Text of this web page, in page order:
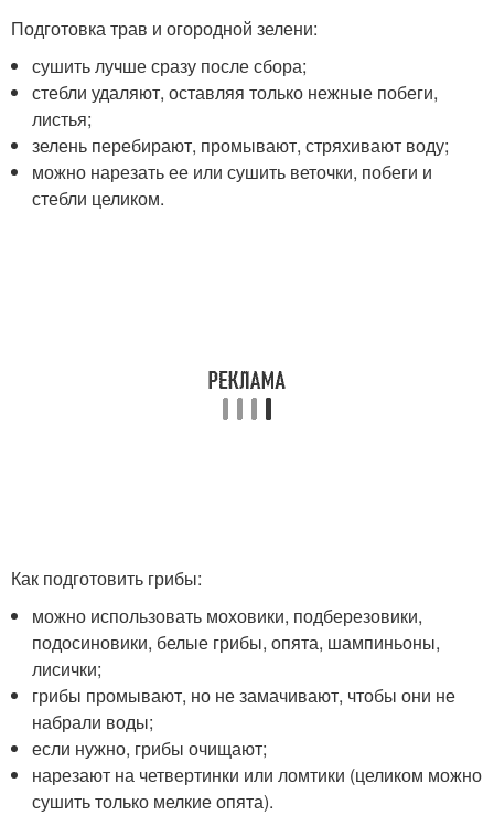
Подготовка трав и огородной зелени:
сушить лучше сразу после сбора;
стебли удаляют, оставляя только нежные побеги,
листья;
зелень перебирают, промывают, стряхивают воду;
можно нарезать ее или сушить веточки, побеги и
стебли целиком.
Как подготовить грибы:
можно использовать моховики, подберезовики,
подосиновики, белые грибы, опята, шампиньоны,
лисички;
грибы промывают, но не замачивают, чтобы они не
набрали воды;
если нужно, грибы очищают;
нарезают на четвертинки или ломтики (целиком можно
сушить только мелкие опята).